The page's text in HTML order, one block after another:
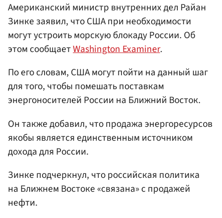
Американский министр внутренних дел Райан
Зинке заявил, что США при необходимости
могут устроить морскую блокаду России. Об
этом сообщаетWashington Examiner.
По его словам, США могут пойти на данный шаг
для того, чтобы помешать поставкам
энергоносителей России на Ближний Восток.
Он также добавил, что продажа энергоресурсов
якобы является единственным источником
дохода для России.
Зинке подчеркнул, что российская политика
на Ближнем Востоке «связана» с продажей
нефти.